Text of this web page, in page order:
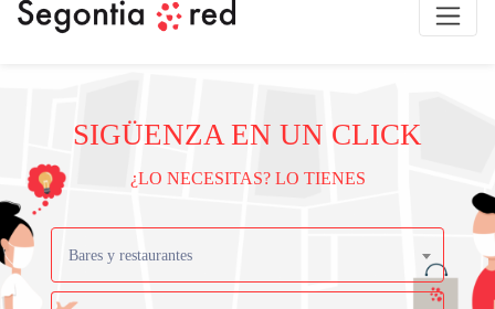
SIGÜENZA EN UN CLICK
¿LO NECESITAS? LO TIENES
Bares y restaurantes